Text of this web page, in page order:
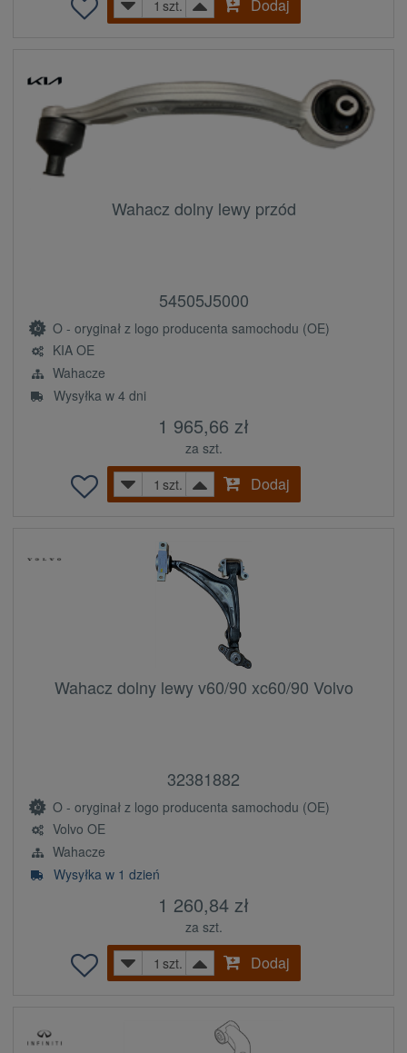
szt.
Dodaj
Wahacz dolny lewy przód
54505J5000
O - oryginał z logo producenta samochodu (OE)
KIA OE
Wahacze
Wysyłka w 4 dni
1 965,66 zł
za szt.
szt.
Dodaj
Wahacz dolny lewy v60/90 xc60/90 Volvo
32381882
O - oryginał z logo producenta samochodu (OE)
Volvo OE
Wahacze
Wysyłka w 1 dzień
1 260,84 zł
za szt.
szt.
Dodaj